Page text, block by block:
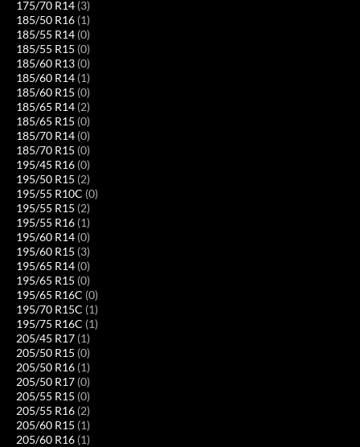
175/70 R14 (3)
185/50 R16 (1)
185/55 R14 (0)
185/55 R15 (0)
185/60 R13 (0)
185/60 R14 (1)
185/60 R15 (0)
185/65 R14 (2)
185/65 R15 (0)
185/70 R14 (0)
185/70 R15 (0)
195/45 R16 (0)
195/50 R15 (2)
195/55 R10C (0)
195/55 R15 (2)
195/55 R16 (1)
195/60 R14 (0)
195/60 R15 (3)
195/65 R14 (0)
195/65 R15 (0)
195/65 R16C (0)
195/70 R15C (1)
195/75 R16C (1)
205/45 R17 (1)
205/50 R15 (0)
205/50 R16 (1)
205/50 R17 (0)
205/55 R15 (0)
205/55 R16 (2)
205/60 R15 (1)
205/60 R16 (1)